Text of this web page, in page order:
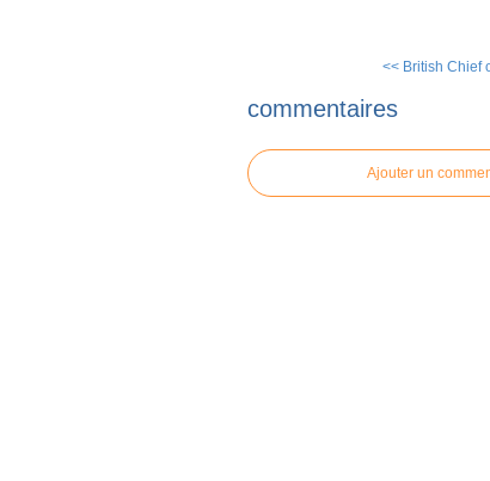
<< British Chief
commentaires
Ajouter un